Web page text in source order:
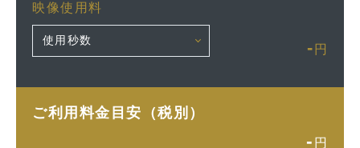
映像使用料
- 円
ご利用料金目安（税別）
- 円